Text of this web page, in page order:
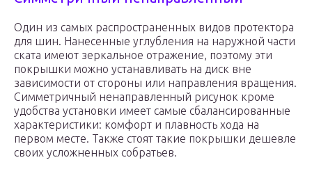
Один из самых распространенных видов протектора
для шин. Нанесенные углубления на наружной части
ската имеют зеркальное отражение, поэтому эти
покрышки можно устанавливать на диск вне
зависимости от стороны или направления вращения.
Симметричный ненаправленный рисунок кроме
удобства установки имеет самые сбалансированные
характеристики: комфорт и плавность хода на
первом месте. Также стоят такие покрышки дешевле
своих усложненных собратьев.